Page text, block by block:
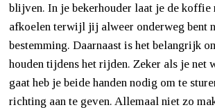
blijven. In je bekerhouder laat je de koffie
afkoelen terwijl jij alweer onderweg bent
bestemming. Daarnaast is het belangrijk
houden tijdens het rijden. Zeker als je net
gaat heb je beide handen nodig om te
richting aan te geven. Allemaal niet zo